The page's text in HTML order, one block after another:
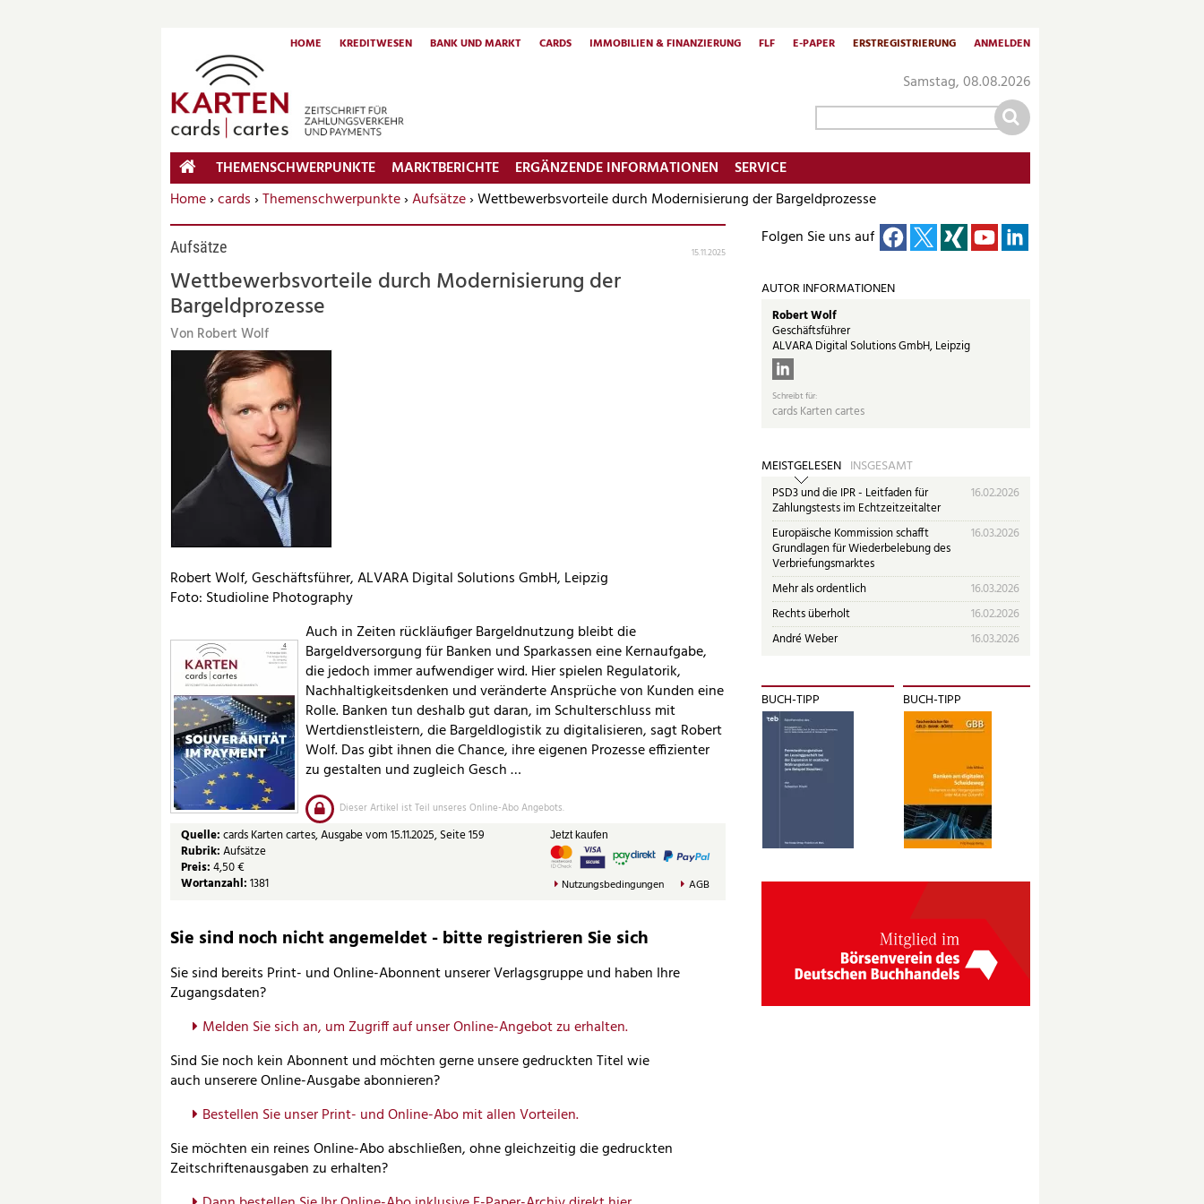
Samstag, 08.08.2026
HOME KREDITWESEN BANK UND MARKT CARDS IMMOBILIEN & FINANZIERUNG FLF E-PAPER ERSTREGISTRIERUNG ANMELDEN
Sie befinden sich hier:
Home›cards›Themenschwerpunkte›Aufsätze› Wettbewerbsvorteile durch Modernisierung der Bargeldprozesse
Aufsätze 15.11.2025
Wettbewerbsvorteile durch Modernisierung der
Bargeldprozesse
Von Robert Wolf
Robert Wolf, Geschäftsführer, ALVARA Digital Solutions GmbH, Leipzig
Foto: Studioline Photography
Auch in Zeiten rückläufiger Bargeldnutzung bleibt die
Bargeldversorgung für Banken und Sparkassen eine Kernaufgabe,
die jedoch immer aufwendiger wird. Hier spielen Regulatorik,
Nachhaltigkeitsdenken und veränderte Ansprüche von Kunden eine
Rolle. Banken tun deshalb gut daran, im Schulterschluss mit
Wertdienstleistern, die Bargeldlogistik zu digitalisieren, sagt Robert
Wolf. Das gibt ihnen die Chance, ihre eigenen Prozesse effizienter
zu gestalten und zugleich Gesch …
Dieser Artikel ist Teil unseres Online-Abo Angebots.
Quelle:cards Karten cartes, Ausgabe vom 15.11.2025, Seite 159
Rubrik:Aufsätze
Preis:4,50 €
Wortanzahl:1381
Jetzt kaufen
Nutzungsbedingungen AGB
Sie sind noch nicht angemeldet - bitte registrieren Sie sich
Sie sind bereits Print- und Online-Abonnent unserer Verlagsgruppe und haben Ihre
Zugangsdaten?
Melden Sie sich an, um Zugriff auf unser Online-Angebot zu erhalten.
Sind Sie noch kein Abonnent und möchten gerne unsere gedruckten Titel wie
auch unserere Online-Ausgabe abonnieren?
Bestellen Sie unser Print- und Online-Abo mit allen Vorteilen.
Sie möchten ein reines Online-Abo abschließen, ohne gleichzeitig die gedruckten
Zeitschriftenausgaben zu erhalten?
Folgen Sie uns auf
AUTOR INFORMATIONEN
Robert Wolf
Geschäftsführer
ALVARA Digital Solutions GmbH, Leipzig
Schreibt für:
cards Karten cartes
MEISTGELESEN INSGESAMT
16.02.2026
PSD3 und die IPR - Leitfaden für
Zahlungstests im Echtzeitzeitalter
16.03.2026
Europäische Kommission schafft
Grundlagen für Wiederbelebung des
Verbriefungsmarktes
16.03.2026
Mehr als ordentlich
16.02.2026
Rechts überholt
16.03.2026
André Weber
BUCH-TIPP BUCH-TIPP
HOME
THEMENSCHWERPUNKTE MARKTBERICHTE ERGÄNZENDE INFORMATIONEN SERVICE